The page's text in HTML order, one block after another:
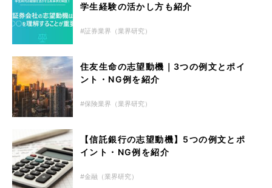
学生経験の活かし方も紹介
証券業界（業界研究）
住友生命の志望動機｜3つの例文とポイ
ント・NG例を紹介
保険業界（業界研究）
【信託銀行の志望動機】5つの例文とポ
イント・NG例を紹介
金融（業界研究）